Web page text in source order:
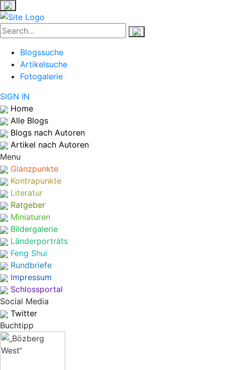
Blogssuche
Artikelsuche
Fotogalerie
SIGN IN
Home
Alle Blogs
Blogs nach Autoren
Artikel nach Autoren
Menu
Glanzpunkte
Kontrapunkte
Literatur
Ratgeber
Miniaturen
Bildergalerie
Länderporträts
Feng Shui
Rundbriefe
Impressum
Schlossportal
Social Media
Twitter
Buchtipp